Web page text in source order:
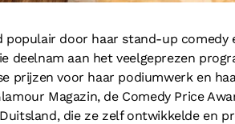
populair door haar stand-up
deelnam aan het veelgeprezen
prijzen voor haar podiumwerk en
Magazin, de Comedy Price
die ze zelf ontwikkelde en